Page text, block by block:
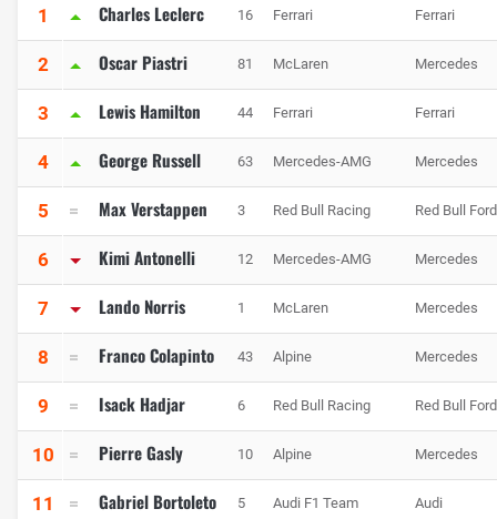
1 Charles Leclerc 16 Ferrari Ferrari
2 Oscar Piastri 81 McLaren Mercedes
3 Lewis Hamilton 44 Ferrari Ferrari
4 George Russell 63 Mercedes-AMG Mercedes
5 Max Verstappen 3 Red Bull Racing Red Bull
6 Kimi Antonelli 12 Mercedes-AMG Mercedes
7 Lando Norris 1 McLaren Mercedes
8 Franco Colapinto 43 Alpine Mercedes
9 Isack Hadjar 6 Red Bull Racing Red Bull
10 Pierre Gasly 10 Alpine Mercedes
11 Gabriel Bortoleto 5 Audi F1 Team Audi